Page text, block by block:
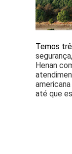
Temos
Henan
até que